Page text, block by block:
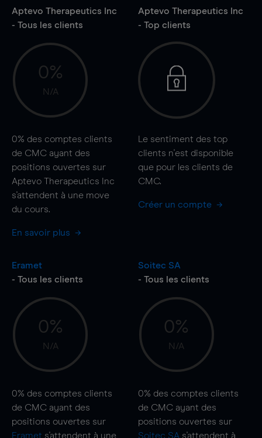
Aptevo Therapeutics Inc
- Tous les clients
0%
N/A
0% des comptes clients
de CMC ayant des
positions ouvertes sur
Aptevo Therapeutics Inc
s'attendent à une move
du cours.
En savoir plus
Aptevo Therapeutics Inc
- Top clients
Le sentiment des top
clients n'est disponible
que pour les clients de
CMC.
Créer un compte
Eramet
- Tous les clients
0%
N/A
0% des comptes clients
de CMC ayant des
positions ouvertes sur
Eramet s'attendent à une
Soitec SA
- Tous les clients
0%
N/A
0% des comptes clients
de CMC ayant des
positions ouvertes sur
Soitec SA s'attendent à